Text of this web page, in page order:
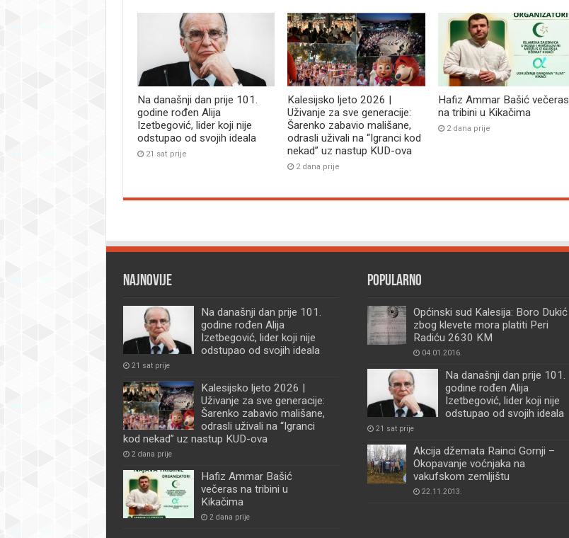
Na današnji dan prije 101.
godine rođen Alija
Izetbegović, lider koji nije
odstupao od svojih ideala
21 sat prije
Kalesijsko ljeto 2026 |
Uživanje za sve generacije:
Šarenko zabavio mališane,
odrasli uživali na “Igranci kod
nekad” uz nastup KUD-ova
2 dana prije
Hafiz Ammar Bašić večeras
na tribini u Kikačima
2 dana prije
Najnovije
Na današnji dan prije 101.
godine rođen Alija
Izetbegović, lider koji nije
odstupao od svojih ideala
21 sat prije
Kalesijsko ljeto 2026 |
Uživanje za sve generacije:
Šarenko zabavio mališane,
odrasli uživali na “Igranci
kod nekad” uz nastup KUD-ova
2 dana prije
Hafiz Ammar Bašić
večeras na tribini u
Kikačima
2 dana prije
Popularno
Općinski sud Kalesija: Boro Dukić
zbog klevete mora platiti Peri
Radiću 2630 KM
04.01.2016.
Na današnji dan prije 101.
godine rođen Alija
Izetbegović, lider koji nije
odstupao od svojih ideala
21 sat prije
Akcija džemata Rainci Gornji –
Okopavanje voćnjaka na
vakufskom zemljištu
22.11.2013.